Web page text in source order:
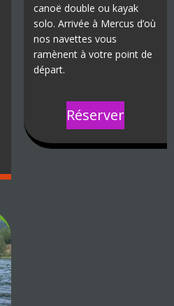
canoë double ou kayak
solo. Arrivée à Mercus d’où
nos navettes vous
ramènent à votre point de
départ.
Réserver